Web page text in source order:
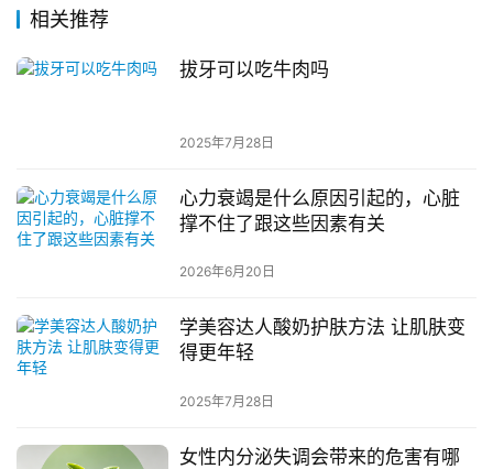
相关推荐
拔牙可以吃牛肉吗
2025年7月28日
心力衰竭是什么原因引起的，心脏
撑不住了跟这些因素有关
2026年6月20日
学美容达人酸奶护肤方法 让肌肤变
得更年轻
2025年7月28日
女性内分泌失调会带来的危害有哪